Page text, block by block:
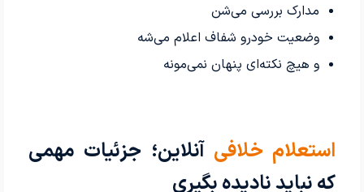
مدارک بررسی می‌شن
وضعیت خودرو شفاف اعلام می‌شه
و هیچ نکته‌ای پنهان نمی‌مونه
استعلام خلافی آنلاین؛ جزئیات مهمی
که نباید نادیده بگیری